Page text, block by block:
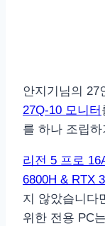
안지기님의 27
27Q-10 모니터
를 하나 조립
리전 5 프로
6800H & RTX
지 않았습니다
위한 전용 PC